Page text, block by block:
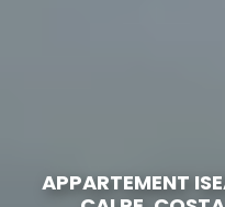
APPARTEMENT